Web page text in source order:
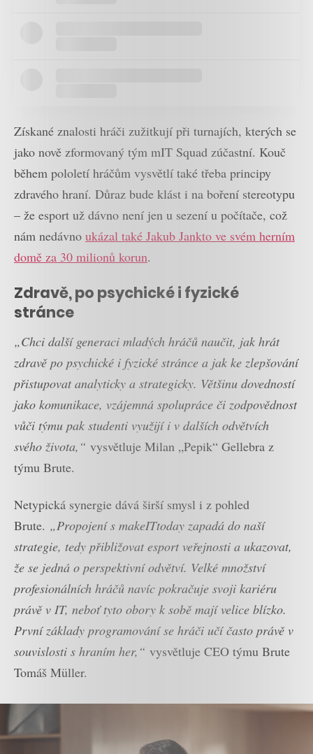
Získané znalosti hráči zužitkují při turnajích, kterých se
jako nově zformovaný tým mIT Squad zúčastní. Kouč
během pololetí hráčům vysvětlí také třeba principy
zdravého hraní. Důraz bude klást i na boření stereotypu
– že esport už dávno není jen u sezení u počítače, což
nám nedávno ukázal také Jakub Jankto ve svém herním
domě za 30 milionů korun.
Zdravě, po psychické i fyzické
stránce
„Chci další generaci mladých hráčů naučit, jak hrát
zdravě po psychické i fyzické stránce a jak ke zlepšování
přistupovat analyticky a strategicky. Většinu dovedností
jako komunikace, vzájemná spolupráce či zodpovědnost
vůči týmu pak studenti využijí i v dalších odvětvích
svého života,“ vysvětluje Milan „Pepik“ Gellebra z
týmu Brute.
Netypická synergie dává širší smysl i z pohled
Brute. „Propojení s makeITtoday zapadá do naší
strategie, tedy přibližovat esport veřejnosti a ukazovat,
že se jedná o perspektivní odvětví. Velké množství
profesionálních hráčů navíc pokračuje svoji kariéru
právě v IT, neboť tyto obory k sobě mají velice blízko.
První základy programování se hráči učí často právě v
souvislosti s hraním her,“ vysvětluje CEO týmu Brute
Tomáš Müller.